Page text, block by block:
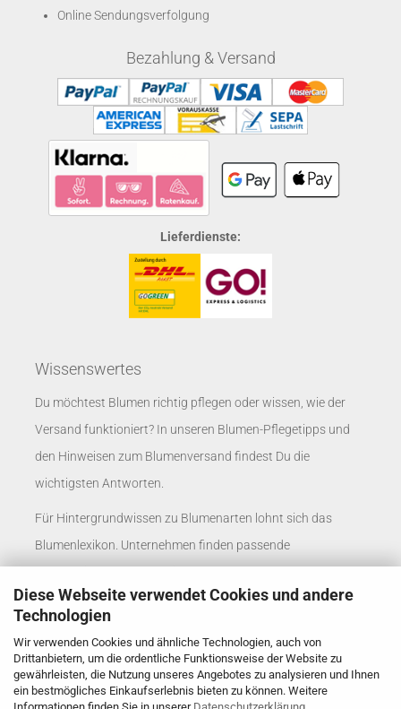
Diese Webseite verwendet Cookies und andere
Technologien
Wir verwenden Cookies und ähnliche Technologien, auch von
Drittanbietern, um die ordentliche Funktionsweise der Website zu
gewährleisten, die Nutzung unseres Angebotes zu analysieren und Ihnen
ein bestmögliches Einkaufserlebnis bieten zu können. Weitere
Online Sendungsverfolgung
Bezahlung & Versand
Lieferdienste:
Wissenswertes
Du möchtest Blumen richtig pflegen oder wissen, wie der
Versand funktioniert? In unseren Blumen-Pflegetipps und
den Hinweisen zum Blumenversand findest Du die
wichtigsten Antworten.
Für Hintergrundwissen zu Blumenarten lohnt sich das
Blumenlexikon . Unternehmen finden passende
Informationen auf der SeiteBlumenversand für
Unternehmen.
X